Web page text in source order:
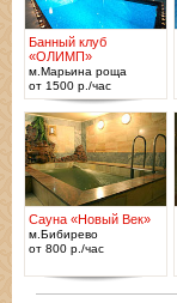
Банный клуб
«ОЛИМП»
м.Марьина роща
от 1500 р./час
Сауна «Новый Век»
м.Бибирево
от 800 р./час